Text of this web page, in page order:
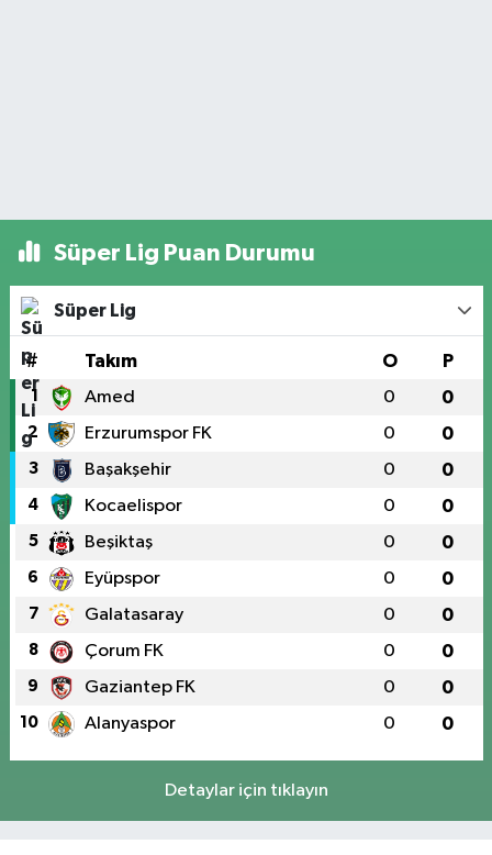
Süper Lig Puan Durumu
Süper Lig
# Takım O P
1 Amed 0 0
2 Erzurumspor FK 0 0
3 Başakşehir 0 0
4 Kocaelispor 0 0
5 Beşiktaş 0 0
6 Eyüpspor 0 0
7 Galatasaray 0 0
8 Çorum FK 0 0
9 Gaziantep FK 0 0
10 Alanyaspor 0 0
Detaylar için tıklayın